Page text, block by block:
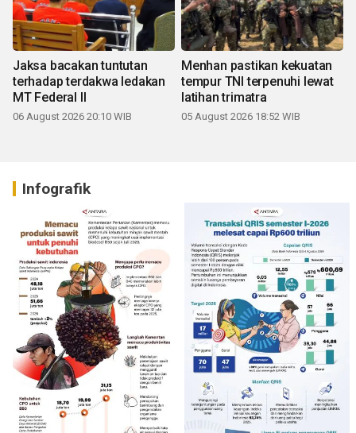
Jaksa bacakan tuntutan
terhadap terdakwa ledakan
MT Federal II
06 August 2026 20:10 WIB
Menhan pastikan kekuatan
tempur TNI terpenuhi lewat
latihan trimatra
05 August 2026 18:52 WIB
Infografik